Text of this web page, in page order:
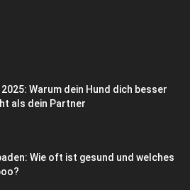
Warum dein Hund dich besser
als dein Partner
Wie oft ist gesund und welches